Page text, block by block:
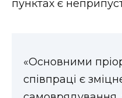
пунктах є
«Основними
співпраці є